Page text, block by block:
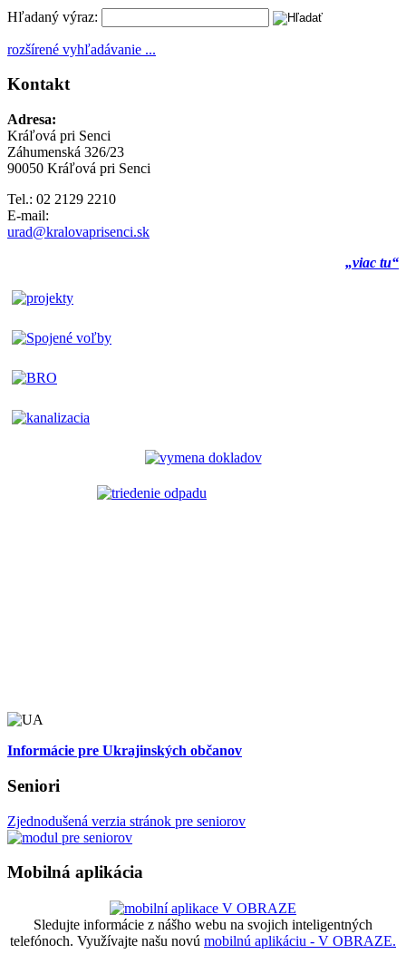
Hľadaný výraz:
rozšírené vyhľadávanie ...
Kontakt
Adresa:
Kráľová pri Senci
Záhumenská 326/23
90050 Kráľová pri Senci
Tel.: 02 2129 2210
E-mail:
urad@kralovaprisenci.sk
„viac tu“
Informácie pre Ukrajinských občanov
Seniori
Zjednodušená verzia stránok pre seniorov
Mobilná aplikácia
Sledujte informácie z nášho webu na svojich inteligentných
telefónoch. Využívajte našu novú mobilnú aplikáciu - V OBRAZE.